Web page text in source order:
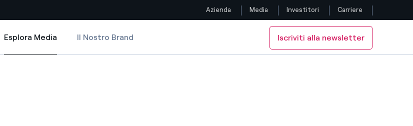
Siti Paese Seguici
Azienda Media Investitori Carriere
Esplora Media
Esplora Media
Il Nostro Brand Iscriviti alla newsletter
EST EUROPEO ORGANIZZATO DA ENELPOWER
FORUM SULL'ENERGIA NEL SUD-EST EUROPEO ORGANIZZATO DA ENELPOWER
DEL FORUM SULL'ENERGIA NEL SUD-EST EUROPEO ORGANIZZATO DA ENELPOWER